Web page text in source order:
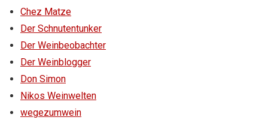
Chez Matze
Der Schnutentunker
Der Weinbeobachter
Der Weinblogger
Don Simon
Nikos Weinwelten
wegezumwein